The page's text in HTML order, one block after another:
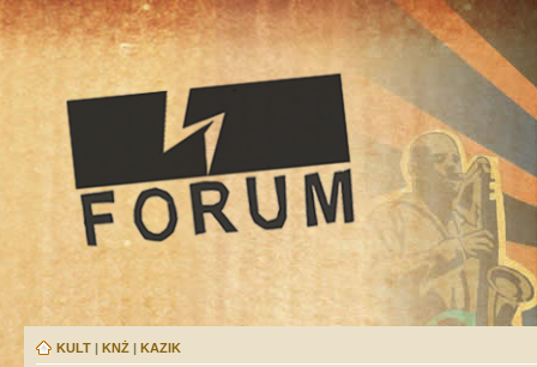
KULT | KNŻ | KAZIK